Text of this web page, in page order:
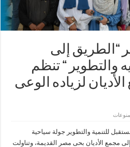
“الطريق إلى
والتطوير “ تنظم
لزياده الوعى
للتنمية والتطوير جولة سياحية
مجمع الأديان بحى مصر القديمة، وتناولت